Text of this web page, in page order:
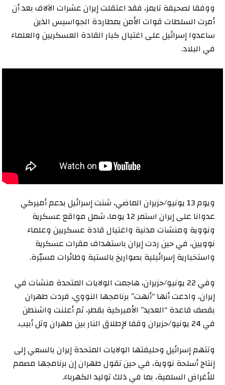
ووفقا لصحيفة تايمز، فقد اعتقلت إيران عشرات الآلاف بعد أن
أمرت السلطات قوات الأمن بمطاردة الجواسيس الذين
ساعدوا إسرائيل على اغتيال كبار القادة العسكريين والعلماء
في البلاد.
ويوم 13 يونيو/حزيران الماضي، شنت إسرائيل بدعم أميركي
عدوانا على إيران استمر 12 يوما، شمل مواقع عسكرية
ونووية ومنشآت مدنية واغتيال قادة عسكريين وعلماء
نوويين، في حين ردت إيران باستهداف مقرات عسكرية
واستخبارية إسرائيلية بصواريخ بالستية وطائرات مسيّرة.
وفي 22 يونيو/حزيران، هاجمت الولايات المتحدة منشآت في
إيران، وادعت أنها “أنهت” برنامجها النووي، فردت طهران
بقصف قاعدة “العديد” الأميركية بقطر، ثم أعلنت واشنطن
في 24 يونيو/حزيران وقفا لإطلاق النار بين طهران وتل أبيب.
وتتهم إسرائيل وحليفتها الولايات المتحدة إيران بالسعي إلى
إنتاج أسلحة نووية، في حين تقول طهران إن برنامجها مصمم
للأغراض السلمية، بما في ذلك توليد الكهرباء.